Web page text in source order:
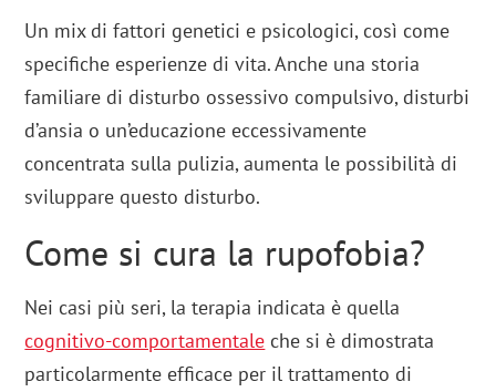
Un mix di fattori genetici e psicologici, così come
specifiche esperienze di vita. Anche una storia
familiare di disturbo ossessivo compulsivo, disturbi
d’ansia o un’educazione eccessivamente
concentrata sulla pulizia, aumenta le possibilità di
sviluppare questo disturbo.
Come si cura la rupofobia?
Nei casi più seri, la terapia indicata è quella
cognitivo-comportamentale che si è dimostrata
particolarmente efficace per il trattamento di